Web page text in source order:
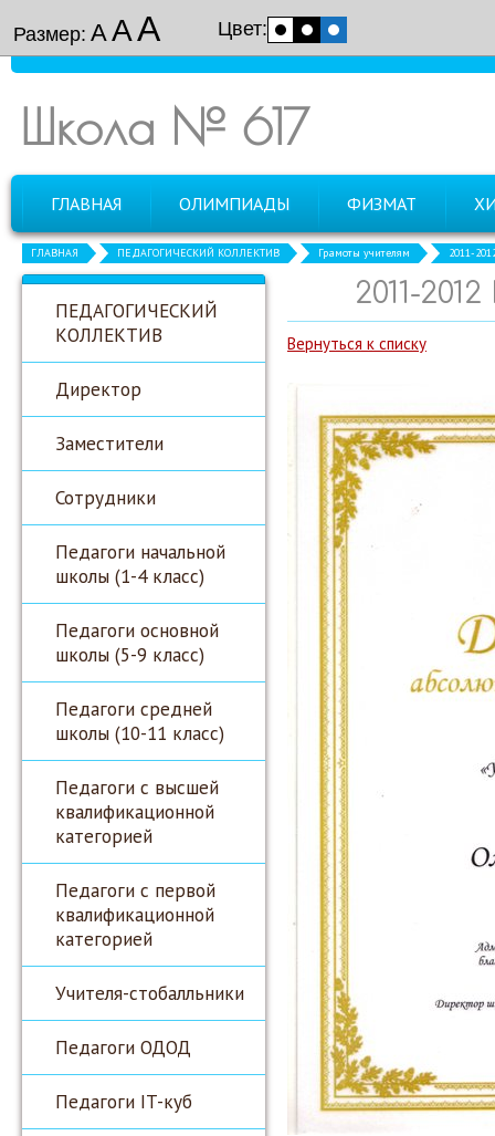
Размер: ААА Цвет:
Школа № 617
ГЛАВНАЯ ОЛИМПИАДЫ ФИЗМАТ
ГЛАВНАЯ ПЕДАГОГИЧЕСКИЙ КОЛЛЕКТИВ Грамоты учителям 2011-
ПЕДАГОГИЧЕСКИЙ
КОЛЛЕКТИВ
Директор
Заместители
Сотрудники
Педагоги начальной
школы (1-4 класс)
Педагоги основной
школы (5-9 класс)
Педагоги средней
школы (10-11 класс)
Педагоги с высшей
квалификационной
категорией
Педагоги с первой
квалификационной
категорией
Учителя-стобалльники
Педагоги ОДОД
Педагоги IT-куб
2011-
Вернуться к списку